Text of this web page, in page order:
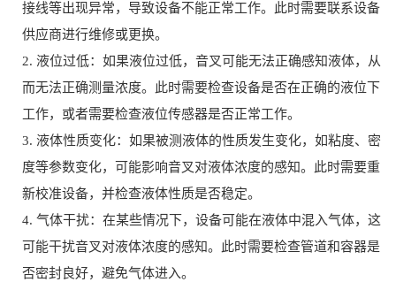
接线等出现异常，导致设备不能正常工作。此时需要联系设备
供应商进行维修或更换。
2. 液位过低：如果液位过低，音叉可能无法正确感知液体，从
而无法正确测量浓度。此时需要检查设备是否在正确的液位下
工作，或者需要检查液位传感器是否正常工作。
3. 液体性质变化：如果被测液体的性质发生变化，如粘度、密
度等参数变化，可能影响音叉对液体浓度的感知。此时需要重
新校准设备，并检查液体性质是否稳定。
4. 气体干扰：在某些情况下，设备可能在液体中混入气体，这
可能干扰音叉对液体浓度的感知。此时需要检查管道和容器是
否密封良好，避免气体进入。